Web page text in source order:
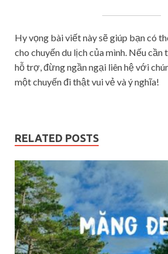
Hy vọng bài viết này sẽ giúp bạn có
cho chuyến du lịch của mình. Nếu cần
hỗ trợ, đừng ngần ngại liên hệ với
một chuyến đi thật vui vẻ và ý nghĩa!
RELATED POSTS